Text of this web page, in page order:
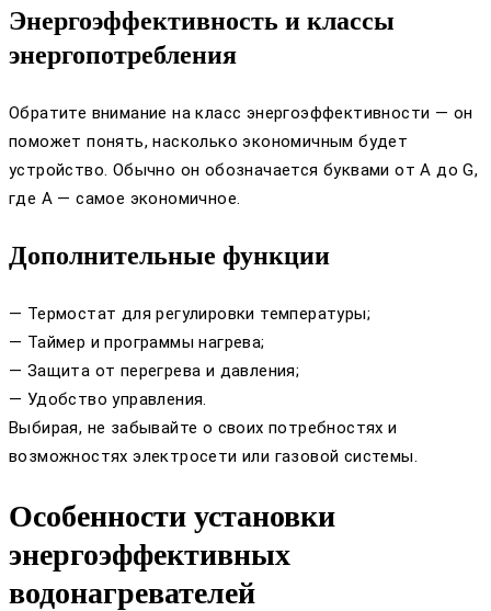
Энергоэффективность и классы
энергопотребления
Обратите внимание на класс энергоэффективности — он
поможет понять, насколько экономичным будет
устройство. Обычно он обозначается буквами от А до G,
где А — самое экономичное.
Дополнительные функции
— Термостат для регулировки температуры;
— Таймер и программы нагрева;
— Защита от перегрева и давления;
— Удобство управления.
Выбирая, не забывайте о своих потребностях и
возможностях электросети или газовой системы.
Особенности установки
энергоэффективных
водонагревателей